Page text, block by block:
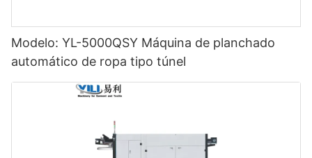
Modelo: YL-5000QSY Máquina de planchado
automático de ropa tipo túnel